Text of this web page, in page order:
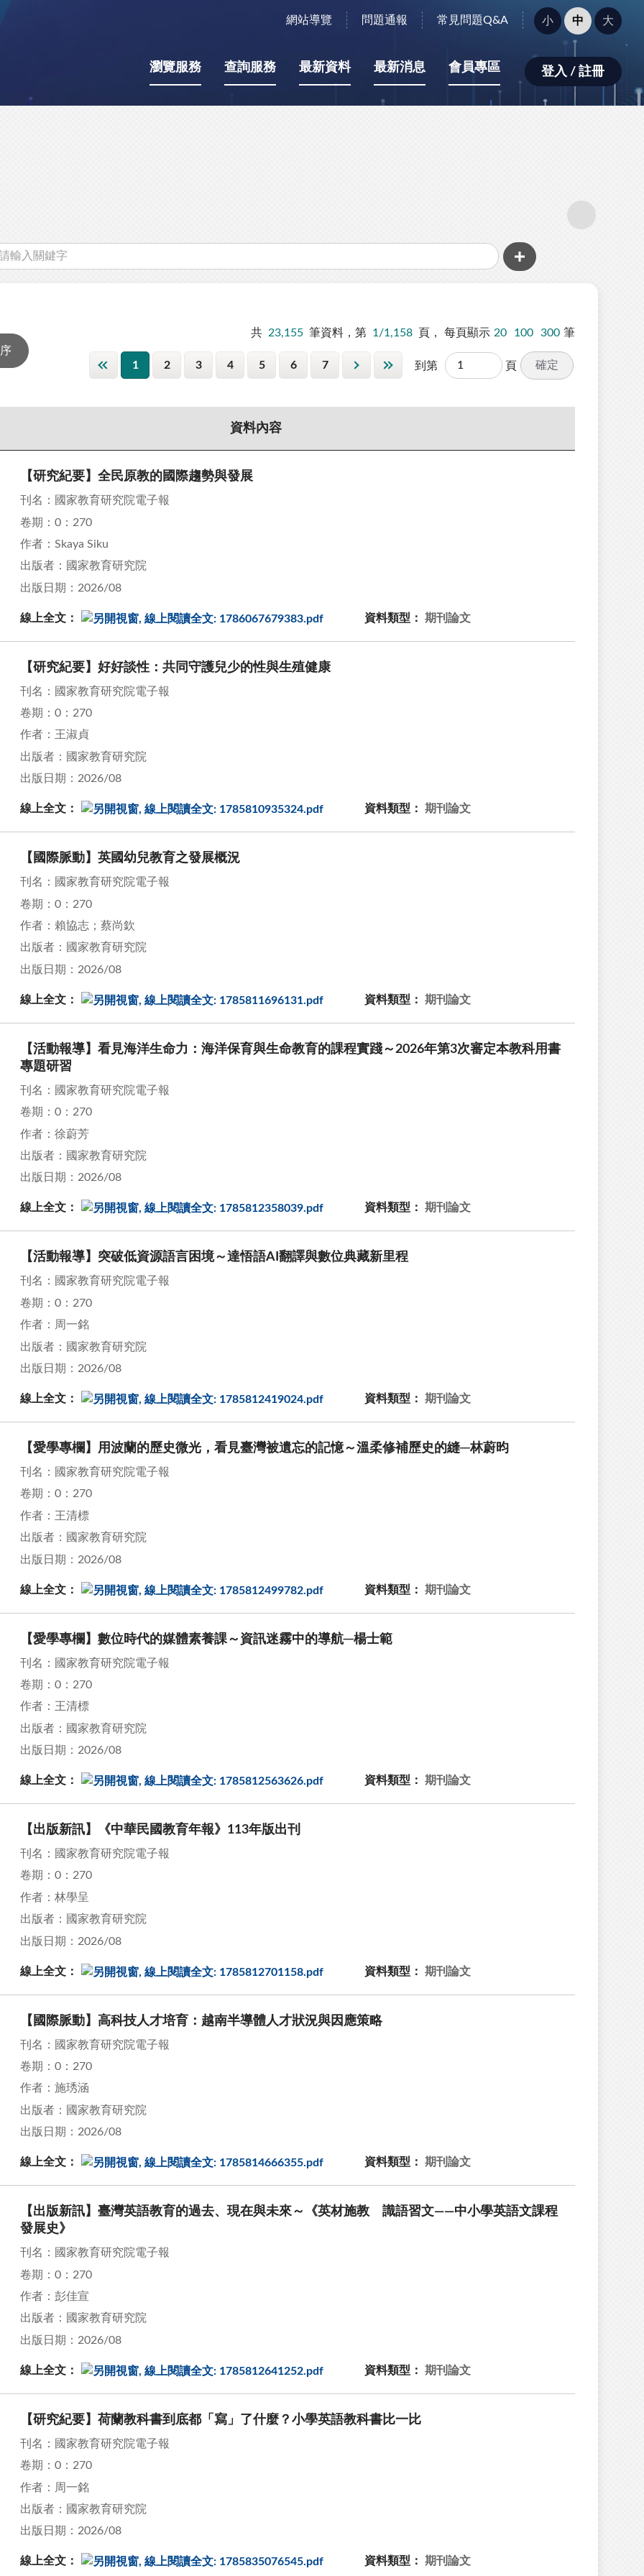
網站導覽 問題通報 常見問題Q&A
字
型
小：
小 中 大
瀏覽服務 查詢服務 最新資料 最新消息 會員專區 登入 / 註冊
共 23,155 筆資料，第 1/1,158 頁， 每頁顯示 20 100 300 筆
1 2 3 4 5 6 7 到第 頁 確定
資料內容
【研究紀要】全民原教的國際趨勢與發展
刊名：國家教育研究院電子報
卷期：0：270
作者：Skaya Siku
出版者：國家教育研究院
出版日期：2026/08
線上全文： 資料類型： 期刊論文
【研究紀要】好好談性：共同守護兒少的性與生殖健康
刊名：國家教育研究院電子報
卷期：0：270
作者：王淑貞
出版者：國家教育研究院
出版日期：2026/08
線上全文： 資料類型： 期刊論文
【國際脈動】英國幼兒教育之發展概況
刊名：國家教育研究院電子報
卷期：0：270
作者：賴協志；蔡尚欽
出版者：國家教育研究院
出版日期：2026/08
線上全文： 資料類型： 期刊論文
【活動報導】看見海洋生命力：海洋保育與生命教育的課程實踐～2026年第3次審定本教科用書
專題研習
刊名：國家教育研究院電子報
卷期：0：270
作者：徐蔚芳
出版者：國家教育研究院
出版日期：2026/08
線上全文： 資料類型： 期刊論文
【活動報導】突破低資源語言困境～達悟語AI翻譯與數位典藏新里程
刊名：國家教育研究院電子報
卷期：0：270
作者：周一銘
出版者：國家教育研究院
出版日期：2026/08
線上全文： 資料類型： 期刊論文
【愛學專欄】用波蘭的歷史微光，看見臺灣被遺忘的記憶～溫柔修補歷史的縫─林蔚昀
刊名：國家教育研究院電子報
卷期：0：270
作者：王清標
出版者：國家教育研究院
出版日期：2026/08
線上全文： 資料類型： 期刊論文
【愛學專欄】數位時代的媒體素養課～資訊迷霧中的導航─楊士範
刊名：國家教育研究院電子報
卷期：0：270
作者：王清標
出版者：國家教育研究院
出版日期：2026/08
線上全文： 資料類型： 期刊論文
【出版新訊】《中華民國教育年報》113年版出刊
刊名：國家教育研究院電子報
卷期：0：270
作者：林學呈
出版者：國家教育研究院
出版日期：2026/08
線上全文： 資料類型： 期刊論文
【國際脈動】高科技人才培育：越南半導體人才狀況與因應策略
刊名：國家教育研究院電子報
卷期：0：270
作者：施琇涵
出版者：國家教育研究院
出版日期：2026/08
線上全文： 資料類型： 期刊論文
【出版新訊】臺灣英語教育的過去、現在與未來～《英材施教 識語習文——中小學英語文課程
發展史》
刊名：國家教育研究院電子報
卷期：0：270
作者：彭佳宣
出版者：國家教育研究院
出版日期：2026/08
線上全文： 資料類型： 期刊論文
【研究紀要】荷蘭教科書到底都「寫」了什麼？小學英語教科書比一比
刊名：國家教育研究院電子報
卷期：0：270
作者：周一銘
出版者：國家教育研究院
出版日期：2026/08
線上全文： 資料類型： 期刊論文